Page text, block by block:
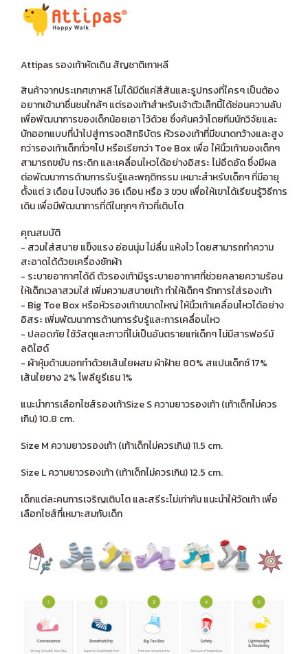
Attipas รองเท้าหัดเดิน สัญชาติเกาหลี
สินค้าจากประเทศเกาหลี ไม่ได้มีดีแค่สีสันและรูปทรงที่ใครๆ เป็นต้อง
อยากเข้ามาชื่นชมใกล้ๆ แต่รองเท้าสำหรับเจ้าตัวเล็กนี้ได้ซ่อนความลับ
เพื่อพัฒนาการของเด็กน้อยเอา ไว้ด้วย ซึ่งค้นคว้าโดยทีมนักวิจัยและ
นักออกแบบที่นำไปสู่การจดสิทธิบัตร หัวรองเท้าที่มีขนาดกว้างและสูง
กว่ารองเท้าเด็กทั่วๆไป หรือเรียกว่า Toe Box เพื่อ ให้นิ้วเท้าของเด็กๆ
สามารถขยับ กระดิก และเคลื่อนไหวได้อย่างอิสระ ไม่อึดอัด ซึ่งมีผล
ต่อพัฒนาการด้านการรับรู้และพฤติกรรม เหมาะสำหรับเด็กๆ ที่มีอายุ
ตั้งแต่ 3 เดือน ไปจนถึง 36 เดือน หรือ 3 ขวบ เพื่อให้เขาได้เรียนรู้วิธีการ
เดิน เพื่อมีพัฒนาการที่ดีในทุกๆ ก้าวที่เติบโต
คุณสมบัติ
- สวมใส่สบาย แข็งแรง อ่อนนุ่ม ไม่ลื่น แห้งไว โดยสามารถทำความ
สะอาดได้ด้วยเครื่องซักผ้า
- ระบายอากาศได้ดี ตัวรองเท้ามีรูระบายอากาศที่ช่วยคลายความร้อน
ให้เด็กเวลาสวมใส่ เพิ่มความสบายเท้า ทำให้เด็กๆ รักการใส่รองเท้า
- Big Toe Box หรือหัวรองเท้าขนาดใหญ่ ให้นิ้วเท้าเคลื่อนไหวได้อย่าง
อิสระ เพิ่มพัฒนาการด้านการรับรู้และการเคลื่อนไหว
- ปลอดภัย ใช้วัสดุและกาวที่ไม่เป็นอันตรายแก่เด็กๆ ไม่มีสารฟอร์มั
ลดิไฮด์
- ผ้าหุ้มด้านนอกทำด้วยเส้นใยผสม ผ้าฝ้าย 80% สแปนเด็กซ์ 17%
เส้นใยยาง 2% โพลียูรีเธน 1%
แนะนำการเลือกไซส์รองเท้าSize S ความยาวรองเท้า (เท้าเด็กไม่ควร
เกิน) 10.8 cm.
Size M ความยาวรองเท้า (เท้าเด็กไม่ควรเกิน) 11.5 cm.
Size L ความยาวรองเท้า (เท้าเด็กไม่ควรเกิน) 12.5 cm.
เด็กแต่ละคนการเจริญเติบโต และสรีระไม่เท่ากัน แนะนำให้วัดเท้า เพื่อ
เลือกไซส์ที่เหมาะสมกับเด็ก